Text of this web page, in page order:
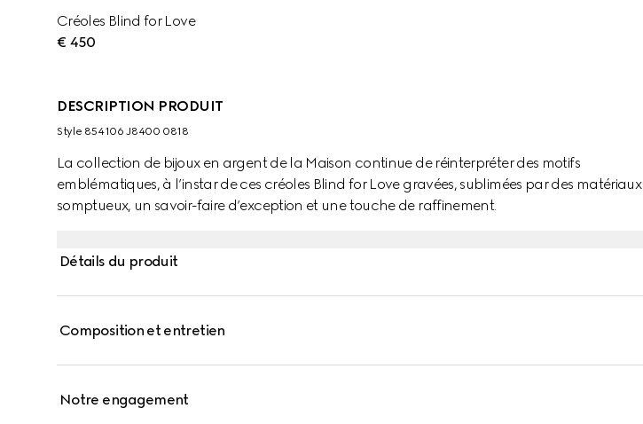
Créoles Blind for Love
€ 450
DESCRIPTION PRODUIT
Style ‎854106 J8400 0818
La collection de bijoux en argent de la Maison continue de réinterpréter des motifs
emblématiques, à l’instar de ces créoles Blind for Love gravées, sublimées par des matériaux
somptueux, un savoir-faire d’exception et une touche de raffinement.
Détails du produit
Composition et entretien
Notre engagement